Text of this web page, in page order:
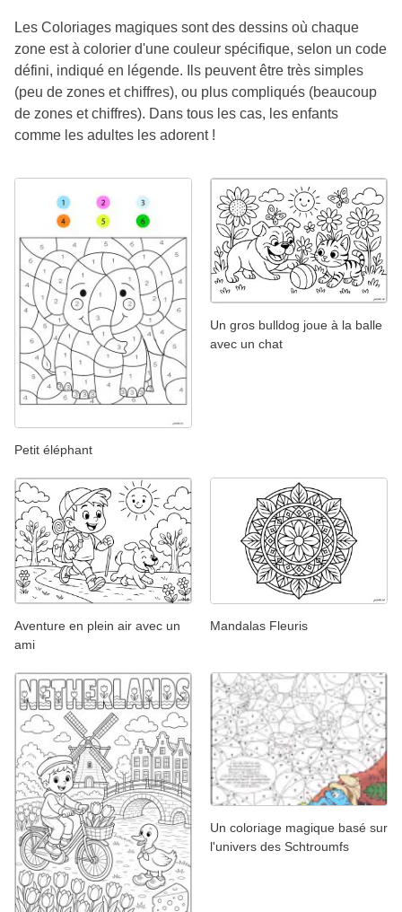
Les Coloriages magiques sont des dessins où chaque
zone est à colorier d'une couleur spécifique, selon un code
défini, indiqué en légende. Ils peuvent être très simples
(peu de zones et chiffres), ou plus compliqués (beaucoup
de zones et chiffres). Dans tous les cas, les enfants
comme les adultes les adorent !
Petit éléphant
Un gros bulldog joue à la balle
avec un chat
Aventure en plein air avec un
ami
Mandalas Fleuris
Un coloriage magique basé sur
l'univers des Schtroumfs